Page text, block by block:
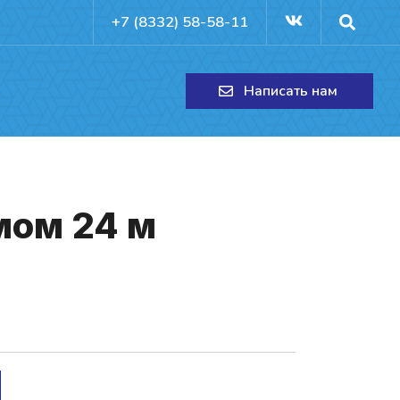
+7 (8332) 58-58-11
Написать нам
24 м